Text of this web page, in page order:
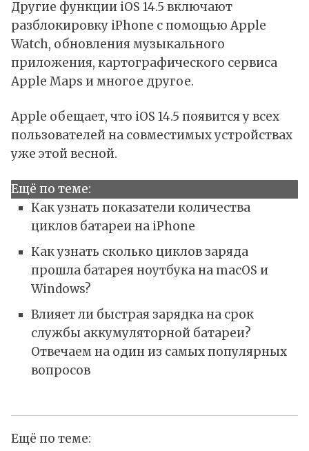
Другие функции iOS 14.5 включают
разблокировку iPhone с помощью Apple
Watch, обновления музыкального
приложения, картографического сервиса
Apple Maps и многое другое.
Apple обещает, что iOS 14.5 появится у всех
пользователей на совместимых устройствах
уже этой весной.
Ещё по теме:
Как узнать показатели количества
циклов батареи на iPhone
Как узнать сколько циклов заряда
прошла батарея ноутбука на macOS и
Windows?
Влияет ли быстрая зарядка на срок
службы аккумуляторной батареи?
Отвечаем на один из самых популярных
вопросов
Ещё по теме: